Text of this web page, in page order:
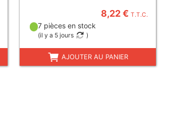
8,22 € T.T.C.
7 pièces en stock
(il y a 5 jours )
AJOUTER AU PANIER